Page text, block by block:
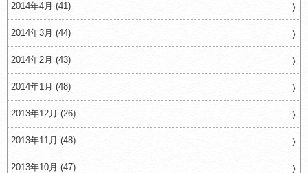
2014年4月 (41)
2014年3月 (44)
2014年2月 (43)
2014年1月 (48)
2013年12月 (26)
2013年11月 (48)
2013年10月 (47)